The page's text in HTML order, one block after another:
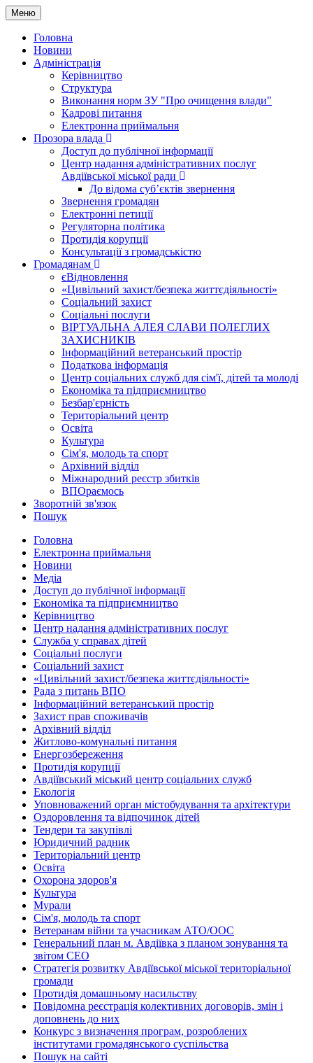
Меню
Головна
Новини
Адміністрація
Керівництво
Структура
Виконання норм ЗУ "Про очищення влади"
Кадрові питання
Електронна приймальня
Прозора влада
Доступ до публічної інформації
Центр надання адміністративних послуг
Авдіївської міської ради
До відома суб’єктів звернення
Звернення громадян
Електронні петиції
Регуляторна політика
Протидія корупції
Консультації з громадськістю
Громадянам
єВідновлення
«Цивільний захист/безпека життєдіяльності»
Соціальний захист
Соціальні послуги
ВІРТУАЛЬНА АЛЕЯ СЛАВИ ПОЛЕГЛИХ
ЗАХИСНИКІВ
Інформаційний ветеранський простір
Податкова інформація
Центр соціальних служб для сім'ї, дітей та молоді
Економіка та підприємництво
Безбар'єрність
Територіальний центр
Освіта
Культура
Сім'я, молодь та спорт
Архівний відділ
Міжнародний реєстр збитків
ВПОраємось
Зворотній зв'язок
Пошук
Головна
Електронна приймальня
Новини
Медіа
Доступ до публічної інформації
Економіка та підприємництво
Керівництво
Центр надання адміністративних послуг
Служба у справах дітей
Соціальні послуги
Соціальний захист
«Цивільний захист/безпека життєдіяльності»
Рада з питань ВПО
Інформаційний ветеранський простір
Захист прав споживачів
Архівний відділ
Житлово-комунальні питання
Енергозбереження
Протидія корупції
Авдіївський міський центр соціальних служб
Екологія
Уповноважений орган містобудування та архітектури
Оздоровлення та відпочинок дітей
Тендери та закупівлі
Юридичний радник
Територіальний центр
Освіта
Охорона здоров'я
Культура
Мурали
Сім'я, молодь та спорт
Ветеранам війни та учасникам АТО/ООС
Генеральний план м. Авдіївка з планом зонування та
звітом СЕО
Стратегія розвитку Авдіївської міської територіальної
громади
Протидія домашньому насильству
Повідомна реєстрація колективних договорів, змін і
доповнень до них
Конкурс з визначення програм, розроблених
інститутами громадянського суспільства
Пошук на сайті